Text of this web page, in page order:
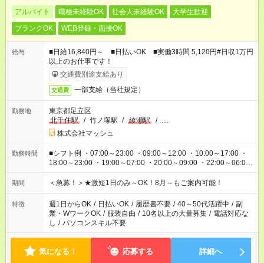
アルバイト 職種未経験OK 社会人未経験OK
大学生歓迎
ブランクOK
WEB登録・面接OK
給与
■日給16,840円～ ■日払いOK ■実働3時間 5,120円#日収1万円
以上のお仕事です！
交通費別途支給あり
交通費 一部支給（当社規定）
勤務地
東京都足立区
北千住駅
/ 竹ノ塚駅 / 綾瀬駅 / …
株式会社マッシュ
勤務時間
■シフト例 ・07:00～23:00 ・09:00～12:00 ・10:00～17:00 ・
18:00～23:00 ・19:00～07:00 ・20:00～09:00 ・22:00～06:00
etc ★最短3時間で5,120円のお仕事から／15時間で2万円近く稼
げるお仕事も！ ご希望のお時間に合わせてご紹介！ ※シフトは
ください！
期間 ＜急募！＞★激短1日のみ～OK！8月～もご案内可能！
特徴 週1日からOK / 日払いOK / 履歴書不要 / 40～50代活躍中 / 副
業・WワークOK / 服装自由 / 10名以上の大量募集 / 電話対応な
し / パソコンスキル不要
気になる！ 応募する 詳細へ